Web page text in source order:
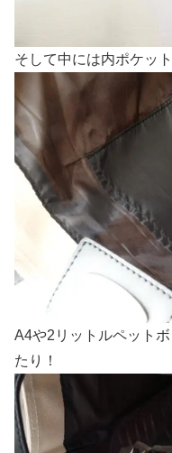
そして中には内ポケット
A4や2リットルペット
たり！